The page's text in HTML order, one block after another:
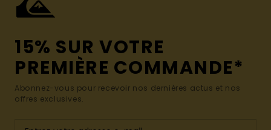
15% SUR VOTRE
PREMIÈRE COMMANDE*
Abonnez-vous pour recevoir nos dernières actus et nos
offres exclusives.